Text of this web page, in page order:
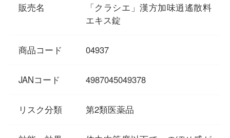
販売名
「クラシエ」漢方加味逍遙散料
エキス錠
商品コード 04937
JANコード 4987045049378
リスク分類 第2類医薬品